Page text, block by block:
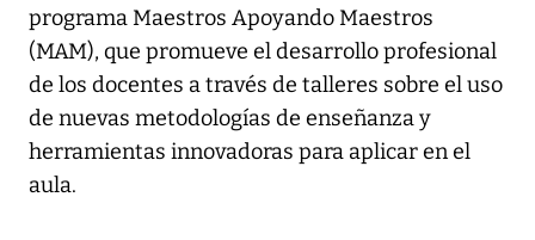
programa Maestros Apoyando Maestros
(MAM), que promueve el desarrollo profesional
de los docentes a través de talleres sobre el uso
de nuevas metodologías de enseñanza y
herramientas innovadoras para aplicar en el
aula.